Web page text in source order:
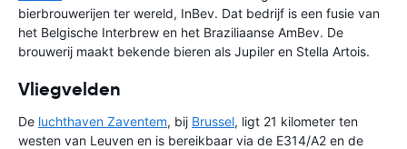
bierbrouwerijen ter wereld, InBev. Dat bedrijf is een fusie van
het Belgische Interbrew en het Braziliaanse AmBev. De
brouwerij maakt bekende bieren als Jupiler en Stella Artois.
Vliegvelden
De luchthaven Zaventem, bij Brussel, ligt 21 kilometer ten
westen van Leuven en is bereikbaar via de E314/A2 en de